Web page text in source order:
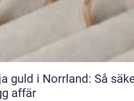
guld i Norrland: Så
affär